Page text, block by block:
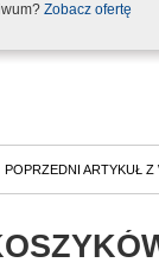
Zobacz ofertę
POPRZEDNI ARTYKUŁ Z